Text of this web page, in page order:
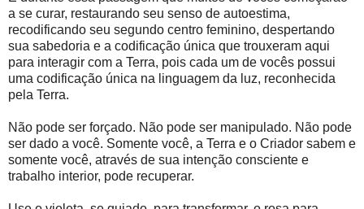
a se curar, restaurando seu senso de autoestima,
recodificando seu segundo centro feminino, despertando
sua sabedoria e a codificação única que trouxeram aqui
para interagir com a Terra, pois cada um de vocês possui
uma codificação única na linguagem da luz, reconhecida
pela Terra.
Não pode ser forçado. Não pode ser manipulado. Não pode
ser dado a você. Somente você, a Terra e o Criador sabem e
somente você, através de sua intenção consciente e
trabalho interior, pode recuperar.